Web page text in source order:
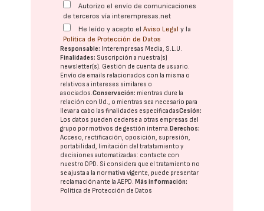
Autorizo el envío de comunicaciones
de terceros vía interempresas.net
He leído y acepto elAviso Legal y la
Política de Protección de Datos
Responsable: Interempresas Media, S.L.U.
Finalidades: Suscripción a nuestra(s)
newsletter(s). Gestión de cuenta de usuario.
Envío de emails relacionados con la misma o
relativos a intereses similares o
asociados.Conservación: mientras dure la
relación con Ud., o mientras sea necesario para
llevar a cabo las finalidades especificadasCesión:
Los datos pueden cederse a otras empresas del
grupo por motivos de gestión interna.Derechos:
Acceso, rectificación, oposición, supresión,
portabilidad, limitación del tratatamiento y
decisiones automatizadas: contacte con
nuestro DPD. Si considera que el tratamiento no
se ajusta a la normativa vigente, puede presentar
reclamación ante laAEPD.Más información:
Política de Protección de Datos